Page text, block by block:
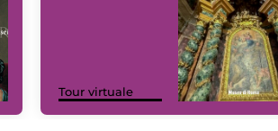
Tour virtuale